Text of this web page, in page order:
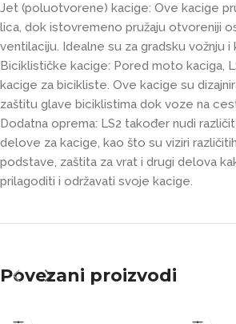
Jet (poluotvorene) kacige: Ove kacige
lica, dok istovremeno pružaju otvoreniji
ventilaciju. Idealne su za gradsku vožnju
Biciklističke kacige: Pored moto kaciga,
kacige za bicikliste. Ove kacige su
zaštitu glave biciklistima dok voze na
Dodatna oprema: LS2 također nudi
delove za kacige, kao što su viziri
podstave, zaštita za vrat i drugi delova
prilagoditi i održavati svoje kacige.
Povezani proizvodi